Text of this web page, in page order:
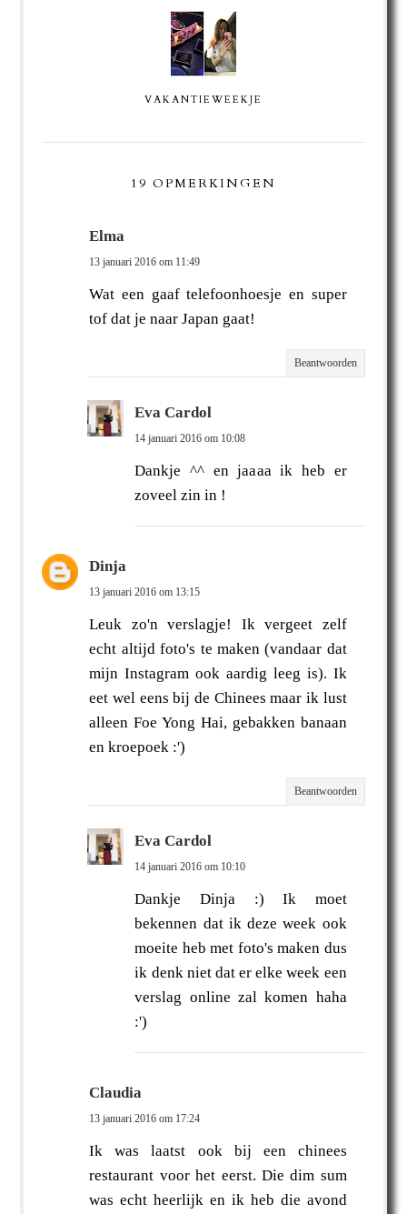
VAKANTIEWEEKJE
19 OPMERKINGEN
Elma
13 januari 2016 om 11:49
Wat een gaaf telefoonhoesje en super
tof dat je naar Japan gaat!
Beantwoorden
Eva Cardol
14 januari 2016 om 10:08
Dankje ^^ en jaaaa ik heb er
zoveel zin in !
Dinja
13 januari 2016 om 13:15
Leuk zo'n verslagje! Ik vergeet zelf
echt altijd foto's te maken (vandaar dat
mijn Instagram ook aardig leeg is). Ik
eet wel eens bij de Chinees maar ik lust
alleen Foe Yong Hai, gebakken banaan
en kroepoek :')
Beantwoorden
Eva Cardol
14 januari 2016 om 10:10
Dankje Dinja :) Ik moet
bekennen dat ik deze week ook
moeite heb met foto's maken dus
ik denk niet dat er elke week een
verslag online zal komen haha
:')
Claudia
13 januari 2016 om 17:24
Ik was laatst ook bij een chinees
restaurant voor het eerst. Die dim sum
was echt heerlijk en ik heb die avond